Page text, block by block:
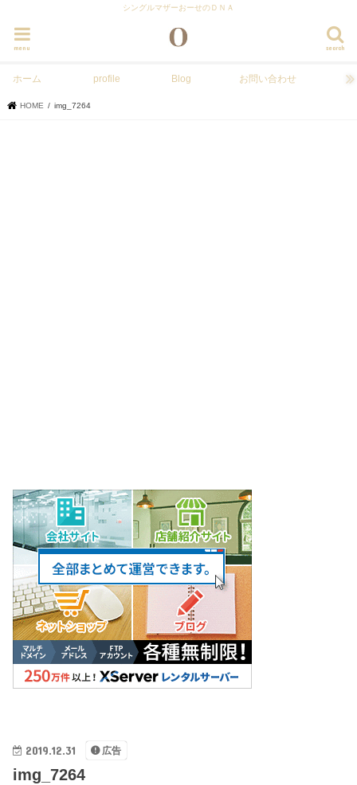
シングルマザーおーせのＤＮＡ
search
menu
ホーム profile Blog お問い合わせ
HOME img_7264
2019.12.31 広告
img_7264